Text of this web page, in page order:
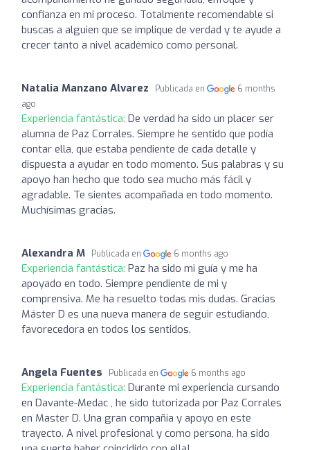
confianza en mi proceso. Totalmente recomendable si
buscas a alguien que se implique de verdad y te ayude a
crecer tanto a nivel académico como personal.
Natalia Manzano Alvarez Publicada en
6 months
ago
Experiencia fantástica: De verdad ha sido un placer ser
alumna de Paz Corrales. Siempre he sentido que podía
contar ella, que estaba pendiente de cada detalle y
dispuesta a ayudar en todo momento. Sus palabras y su
apoyo han hecho que todo sea mucho más fácil y
agradable. Te sientes acompañada en todo momento.
Muchísimas gracias.
Alexandra M Publicada en 6 months ago
Experiencia fantástica: Paz ha sido mi guía y me ha
apoyado en todo. Siempre pendiente de mi y
comprensiva. Me ha resuelto todas mis dudas. Gracias
Máster D es una nueva manera de seguir estudiando,
favorecedora en todos los sentidos.
Angela Fuentes Publicada en 6 months ago
Experiencia fantástica: Durante mi experiencia cursando
en Davante-Medac , he sido tutorizada por Paz Corrales
en Master D. Una gran compañía y apoyo en este
trayecto. A nivel profesional y como persona, ha sido